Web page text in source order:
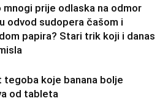
mnogi prije odlaska na odmor
odvod sudopera čašom i
papira? Stari trik koji i danas
tegoba koje banana bolje
od tableta